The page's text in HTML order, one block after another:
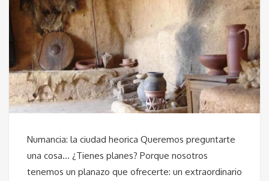
Numancia: la ciudad heorica Queremos preguntarte
una cosa… ¿Tienes planes? Porque nosotros
tenemos un planazo que ofrecerte: un extraordinario